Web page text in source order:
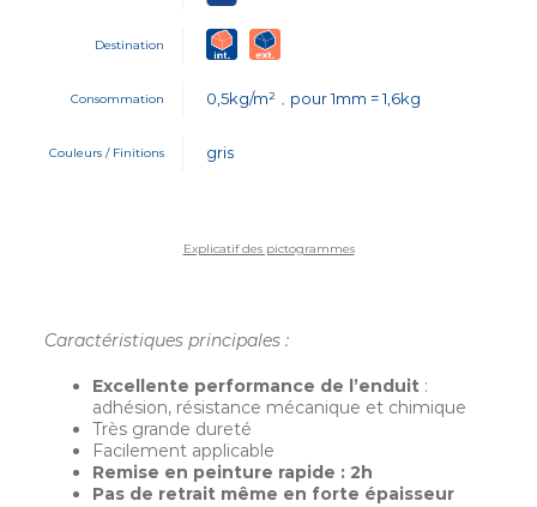
Destination
Consommation 0,5kg/m² , pour 1mm = 1,6kg
Couleurs / Finitions gris
Explicatif des pictogrammes
Caractéristiques principales :
Excellente performance de l’enduit :
adhésion, résistance mécanique et chimique
Très grande dureté
Facilement applicable
Remise en peinture rapide : 2h
Pas de retrait même en forte épaisseur